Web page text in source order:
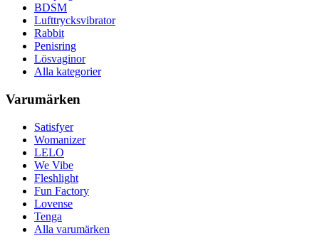
BDSM
Lufttrycksvibrator
Rabbit
Penisring
Lösvaginor
Alla kategorier
Varumärken
Satisfyer
Womanizer
LELO
We Vibe
Fleshlight
Fun Factory
Lovense
Tenga
Alla varumärken